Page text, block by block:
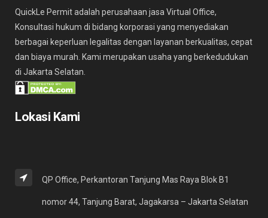
QuickLe Permit adalah perusahaan jasa Virtual Office,
Konsultasi hukum di bidang korporasi yang menyediakan
berbagai keperluan legalitas dengan layanan berkualitas, cepat
dan biaya murah. Kami merupakan usaha yang berkedudukan
di Jakarta Selatan.
Lokasi Kami
QP Office, Perkantoran Tanjung Mas Raya Blok B1
nomor 44, Tanjung Barat, Jagakarsa – Jakarta Selatan